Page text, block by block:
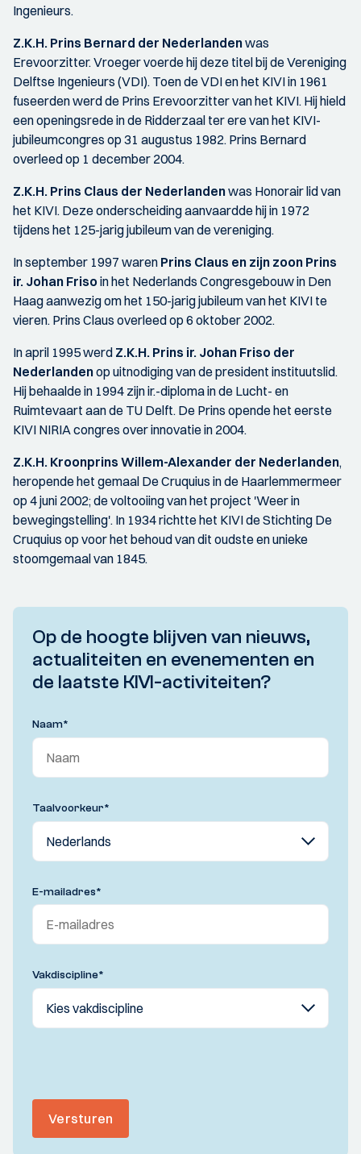
Ingenieurs.
Z.K.H. Prins Bernard der Nederlandenwas
Erevoorzitter. Vroeger voerde hij deze titel bij de Vereniging
Delftse Ingenieurs (VDI). Toen de VDI en het KIVI in 1961
fuseerden werd de Prins Erevoorzitter van het KIVI. Hij hield
een openingsrede in de Ridderzaal ter ere van het KIVI-
jubileumcongres op 31 augustus 1982. Prins Bernard
overleed op 1 december 2004.
Z.K.H. Prins Claus der Nederlandenwas Honorair lid van
het KIVI. Deze onderscheiding aanvaardde hij in 1972
tijdens het 125-jarig jubileum van de vereniging.
In september 1997 waren Prins Claus en zijn zoon Prins
ir. Johan Friso in het Nederlands Congresgebouw in Den
Haag aanwezig om het 150-jarig jubileum van het KIVI te
vieren. Prins Claus overleed op 6 oktober 2002.
In april 1995 werd Z.K.H. Prins ir. Johan Friso der
Nederlandenop uitnodiging van de president instituutslid.
Hij behaalde in 1994 zijn ir.-diploma in de Lucht- en
Ruimtevaart aan de TU Delft. De Prins opende het eerste
KIVI NIRIA congres over innovatie in 2004.
Z.K.H. Kroonprins Willem-Alexander der Nederlanden,
heropende het gemaal De Cruquius in de Haarlemmermeer
op 4 juni 2002; de voltooiing van het project 'Weer in
bewegingstelling'. In 1934 richtte het KIVI de Stichting De
Cruquius op voor het behoud van dit oudste en unieke
stoomgemaal van 1845.
Op de hoogte blijven van nieuws,
actualiteiten en evenementen en
de laatste KIVI-activiteiten?
Naam*
Taalvoorkeur*
E-mailadres*
Vakdiscipline*
Versturen